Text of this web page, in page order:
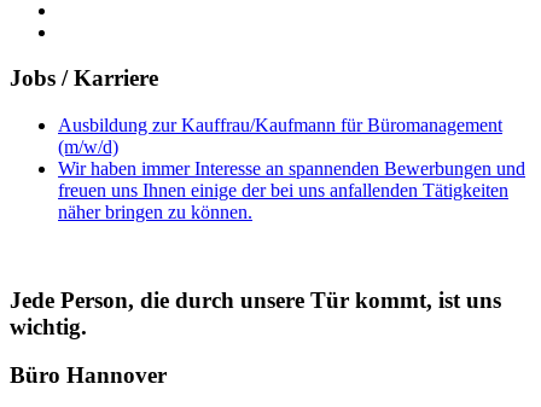
Jobs / Karriere
Ausbildung zur Kauffrau/Kaufmann für Büromanagement
(m/w/d)
Wir haben immer Interesse an spannenden Bewerbungen und
freuen uns Ihnen einige der bei uns anfallenden Tätigkeiten
näher bringen zu können.
Jede Person, die durch unsere Tür kommt, ist uns
wichtig.
Büro Hannover